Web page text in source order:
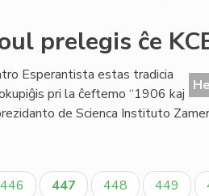
prelegis ĉe
Esperantista estas tradicia
pri la ĉeftemo “1906 kaj
de Scienca Instituto
Paĝo
446
Aktuala
447 Paĝo
448 Paĝo
449